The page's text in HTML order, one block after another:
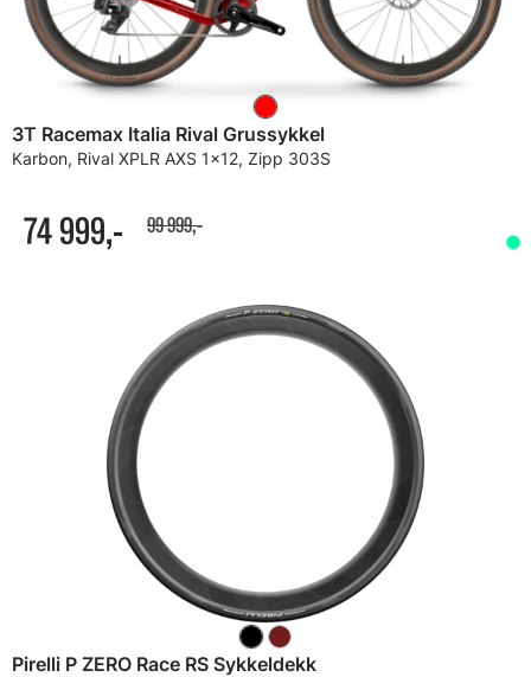
3T Racemax Italia Rival Grussykkel
Karbon, Rival XPLR AXS 1x12, Zipp 303S
74 999,- 99 999,-
Pirelli P ZERO Race RS Sykkeldekk